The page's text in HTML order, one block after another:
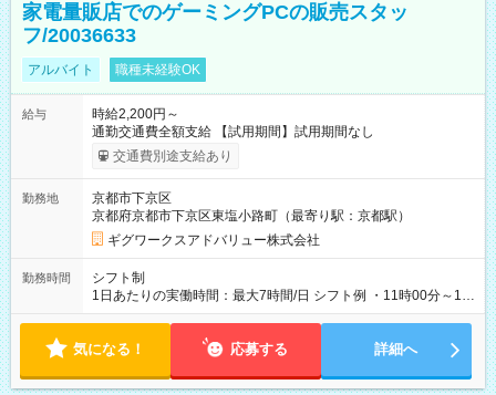
家電量販店でのゲーミングPCの販売スタッ
フ/20036633
アルバイト 職種未経験OK
給与
時給2,200円～
通勤交通費全額支給 【試用期間】試用期間なし
交通費別途支給あり
勤務地
京都市下京区
京都府京都市下京区東塩小路町（最寄り駅：京都駅）
ギグワークスアドバリュー株式会社
勤務時間
シフト制
1日あたりの実働時間：最大7時間/日 シフト例 ・11時00分～19
時00分
気になる！ 応募する 詳細へ